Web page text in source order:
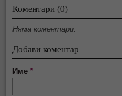
Коментари (0)
Няма коментари.
Добави коментар
Име*